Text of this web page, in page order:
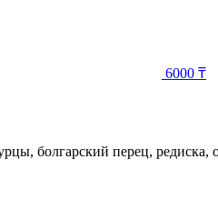
6000 ₸
болгарский перец, редиска,